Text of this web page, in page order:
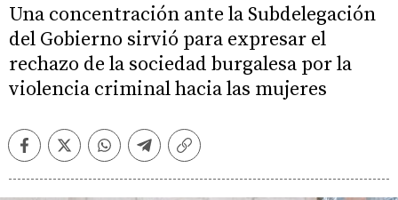
Una concentración ante la Subdelegación
del Gobierno sirvió para expresar el
rechazo de la sociedad burgalesa por la
violencia criminal hacia las mujeres
FacebookTwitterWhatsappTelegramCopiar